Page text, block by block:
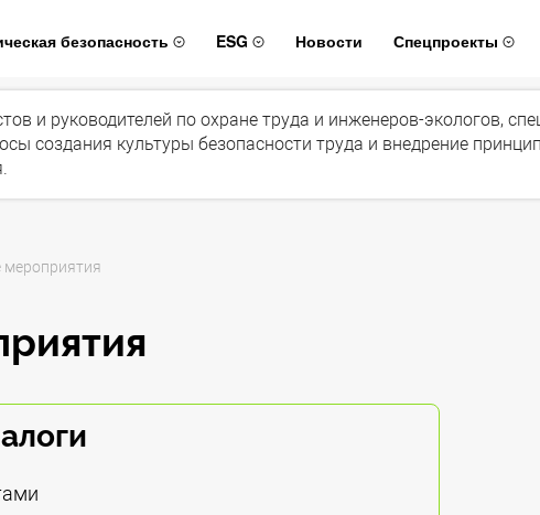
безопасность ESG Новости Спецпроекты
и руководителей по охране труда и инженеров-экологов,
создания культуры безопасности труда и внедрение